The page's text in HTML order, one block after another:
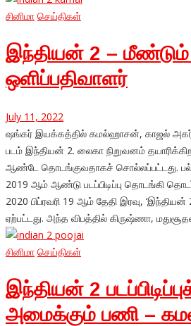
சினிமா செய்திகள்
இந்தியன் 2 – மீண்டும்
ஒளிப்பதிவாளர்
July 11, 2022
ஷங்கர் இயக்கத்தில் கமல்ஹாசன், காஜல்
படம் இந்தியன் 2. லைகா நிறுவனம்
ஆண்டே தொடங்குவதாகச் சொல்லப்பட்டது.
2019 ஆம் ஆண்டு படப்பிடிப்பு தொடங்கி
2020 பிப்ரவரி 19 ஆம் தேதி இரவு, ‘இந்தியன்
ஏற்பட்டது. அந்த விபத்தில் கிருஷ்ணா,
சினிமா செய்திகள்
இந்தியன் 2
அமைக்கும் பணி –